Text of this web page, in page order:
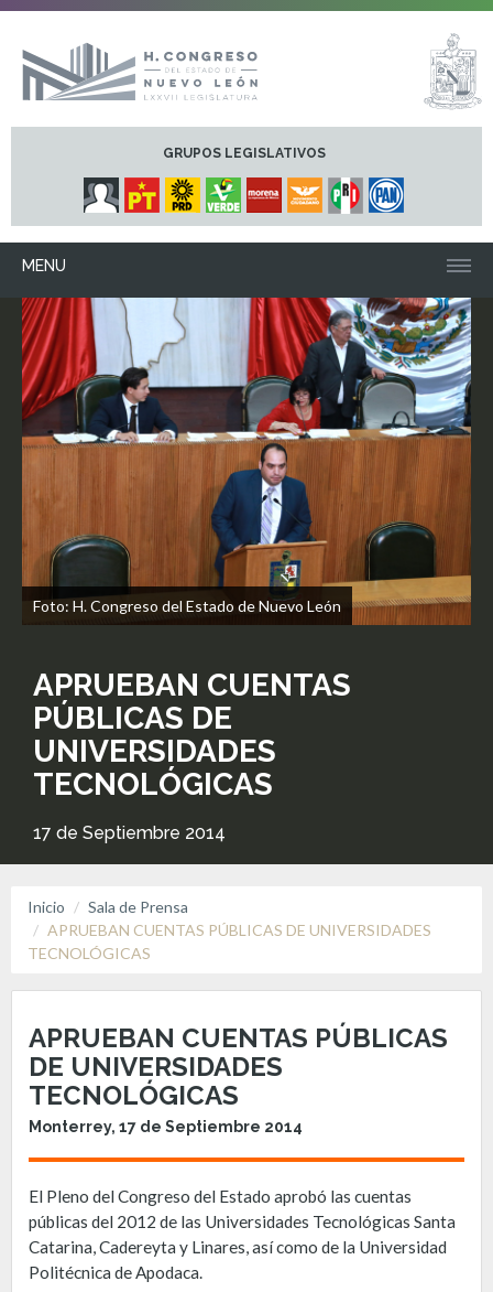
GRUPOS LEGISLATIVOS
MENU
Foto: H. Congreso del Estado de Nuevo León
APRUEBAN CUENTAS
PÚBLICAS DE
UNIVERSIDADES
TECNOLÓGICAS
17 de Septiembre 2014
Inicio
Sala de Prensa
APRUEBAN CUENTAS PÚBLICAS DE UNIVERSIDADES
TECNOLÓGICAS
APRUEBAN CUENTAS PÚBLICAS
DE UNIVERSIDADES
TECNOLÓGICAS
Monterrey, 17 de Septiembre 2014
El Pleno del Congreso del Estado aprobó las cuentas
públicas del 2012 de las Universidades Tecnológicas Santa
Catarina, Cadereyta y Linares, así como de la Universidad
Politécnica de Apodaca.